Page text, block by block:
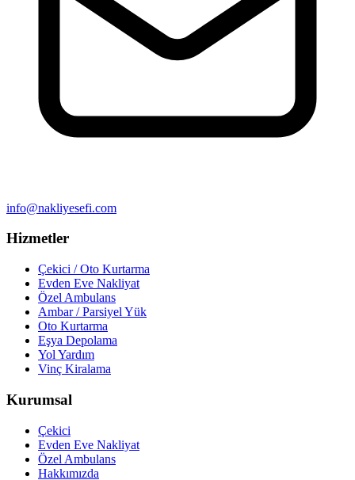
info@nakliyesefi.com
Hizmetler
Çekici / Oto Kurtarma
Evden Eve Nakliyat
Özel Ambulans
Ambar / Parsiyel Yük
Oto Kurtarma
Eşya Depolama
Yol Yardım
Vinç Kiralama
Kurumsal
Çekici
Evden Eve Nakliyat
Özel Ambulans
Hakkımızda